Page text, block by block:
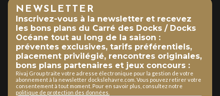
NEWSLETTER
Inscrivez-vous à la newsletter et recevez
les bons plans du Carré des Docks / Docks
Océane tout au long de la saison :
préventes exclusives, tarifs préférentiels,
placement privilégié, rencontres originales,
bons plans partenaires et jeux concours :
Rivaj Group traite votre adresse électronique pour la gestion de votre
abonnement à la newsletter dockslehavre.com. Vous pouvez retirer votre
consentement à tout moment. Pour en savoir plus, consultez notre
politique de protection des données.